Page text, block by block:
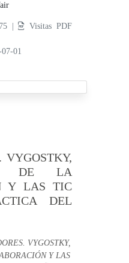
|
Visitas PDF
01
VYGOSTKY,
DE LA
Y LAS TIC
DEL
VYGOSTKY,
Y LAS